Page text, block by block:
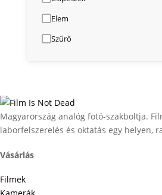
Elem
Szűrő
Magyarország analóg fotó-szakboltja.
laborfelszerelés és oktatás egy helyen,
Vásárlás
Filmek